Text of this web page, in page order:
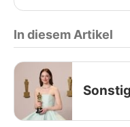
In diesem Artikel